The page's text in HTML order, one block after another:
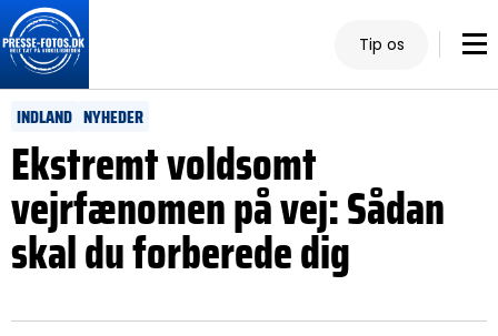
Tip os
INDLAND NYHEDER
Ekstremt voldsomt
vejrfænomen på vej: Sådan
skal du forberede dig